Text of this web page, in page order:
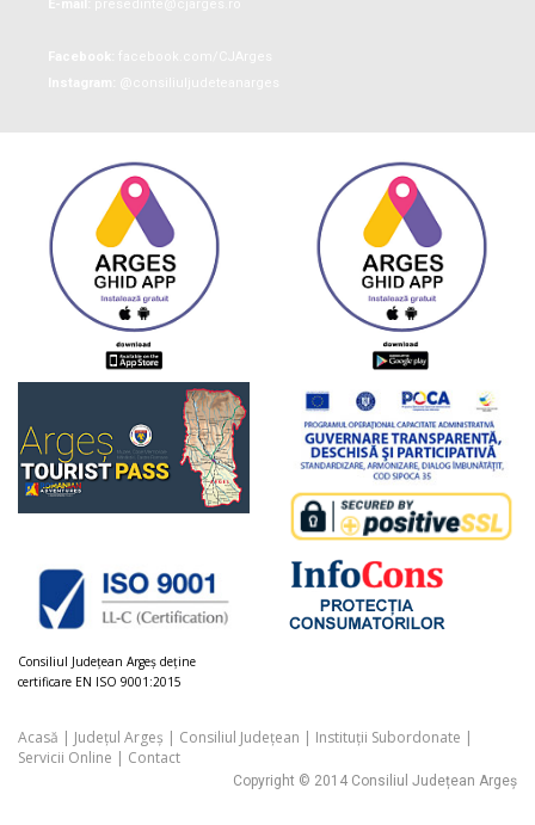
Consiliul Judeţean Argeș deţine
certificare EN ISO 9001:2015
Acasă | Județul Argeș | Consiliul Județean | Instituții Subordonate |
Servicii Online | Contact
Copyright © 2014 Consiliul Județean Argeș